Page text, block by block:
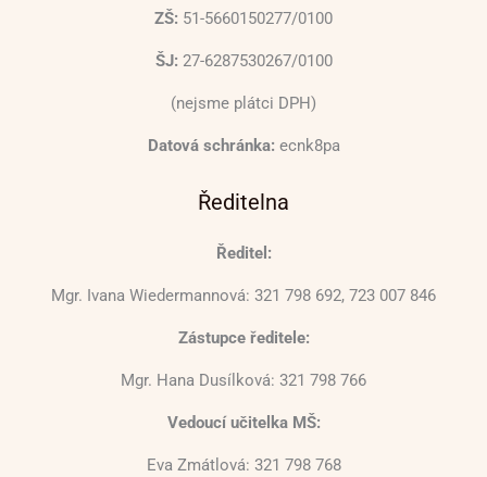
ZŠ: 51-5660150277/0100
ŠJ: 27-6287530267/0100
(nejsme plátci DPH)
Datová schránka: ecnk8pa
Ředitelna
Ředitel:
Mgr. Ivana Wiedermannová: 321 798 692, 723 007 846
Zástupce ředitele:
Mgr. Hana Dusílková: 321 798 766
Vedoucí učitelka MŠ:
Eva Zmátlová: 321 798 768